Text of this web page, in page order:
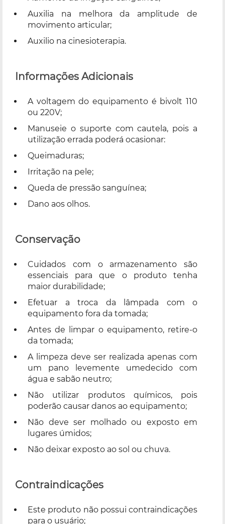
Auxilia na melhora da amplitude de
movimento articular;
Auxilio na cinesioterapia.
Informações Adicionais
A voltagem do equipamento é bivolt 110
ou 220V;
Manuseie o suporte com cautela, pois a
utilização errada poderá ocasionar:
Queimaduras;
Irritação na pele;
Queda de pressão sanguínea;
Dano aos olhos.
Conservação
Cuidados com o armazenamento são
essenciais para que o produto tenha
maior durabilidade;
Efetuar a troca da lâmpada com o
equipamento fora da tomada;
Antes de limpar o equipamento, retire-o
da tomada;
A limpeza deve ser realizada apenas com
um pano levemente umedecido com
água e sabão neutro;
Não utilizar produtos químicos, pois
poderão causar danos ao equipamento;
Não deve ser molhado ou exposto em
lugares úmidos;
Não deixar exposto ao sol ou chuva.
Contraindicações
Este produto não possui contraindicações
para o usuário;